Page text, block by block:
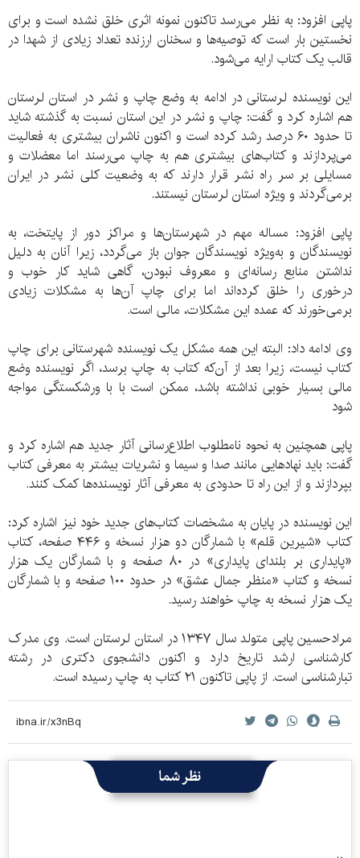
پاپی افزود: به نظر می‌رسد تاکنون نمونه اثری خلق نشده است و برای
نخستین بار است که توصیه‌ها و سخنان ارزنده تعداد زیادی از شهدا در
قالب یک کتاب ارایه می‌شود.
این نویسنده لرستانی در ادامه به وضع چاپ و نشر در استان لرستان
هم اشاره کرد و گفت: چاپ و نشر در این استان نسبت به گذشته شاید
تا حدود ۶۰ درصد رشد کرده است و اکنون ناشران بیشتری به فعالیت
می‌پردازند و کتاب‌های بیشتری هم به چاپ می‌رسند اما معضلات و
مسایلی بر سر راه نشر قرار دارند که به وضعیت کلی نشر در ایران
برمی‌گردند و ویژه استان لرستان نیستند.
پاپی افزود: مساله مهم در شهرستان‌ها و مراکز دور از پایتخت، به
نویسندگان و به‌ویژه نویسندگان جوان باز می‌گردد، زیرا آنان به دلیل
نداشتن منابع رسانه‌ای و معروف نبودن، گاهی شاید کار خوب و
درخوری را خلق کرده‌اند اما برای چاپ آن‌ها به مشکلات زیادی
برمی‌خورند که عمده این مشکلات، مالی است.
وی ادامه داد: البته این همه مشکل یک نویسنده شهرستانی برای چاپ
کتاب نیست، زیرا بعد از آن‌که کتاب به چاپ برسد، اگر نویسنده وضع
مالی بسیار خوبی نداشته باشد، ممکن است با با ورشکستگی مواجه
شود
پاپی همچنین به نحوه نامطلوب اطلاع‌رسانی آثار جدید هم اشاره کرد و
گفت: باید نهادهایی مانند صدا و سیما و نشریات بیشتر به معرفی کتاب‌
بپردازند و از این راه تا حدودی به معرفی آثار نویسنده‌ها کمک کنند.
این نویسنده در پایان به مشخصات کتاب‌های جدید خود نیز اشاره کرد:
کتاب «شیرین قلم» با شمارگان دو هزار نسخه و ۴۴۶ صفحه، کتاب
«پایداری بر بلندای پایداری» در ۸۰ صفحه و با شمارگان یک هزار
نسخه و کتاب «منظر جمال عشق» در حدود ۱۰۰ صفحه و با شمارگان
یک هزار نسخه به چاپ خواهند رسید.
مرادحسین پاپی متولد سال ۱۳۴۷ در استان لرستان است. وی مدرک
کارشناسی ارشد تاریخ دارد و اکنون دانشجوی دکتری در رشته
تبارشناسی است. از پاپی تاکنون ۲۱ کتاب به چاپ رسیده است.
نظر شما